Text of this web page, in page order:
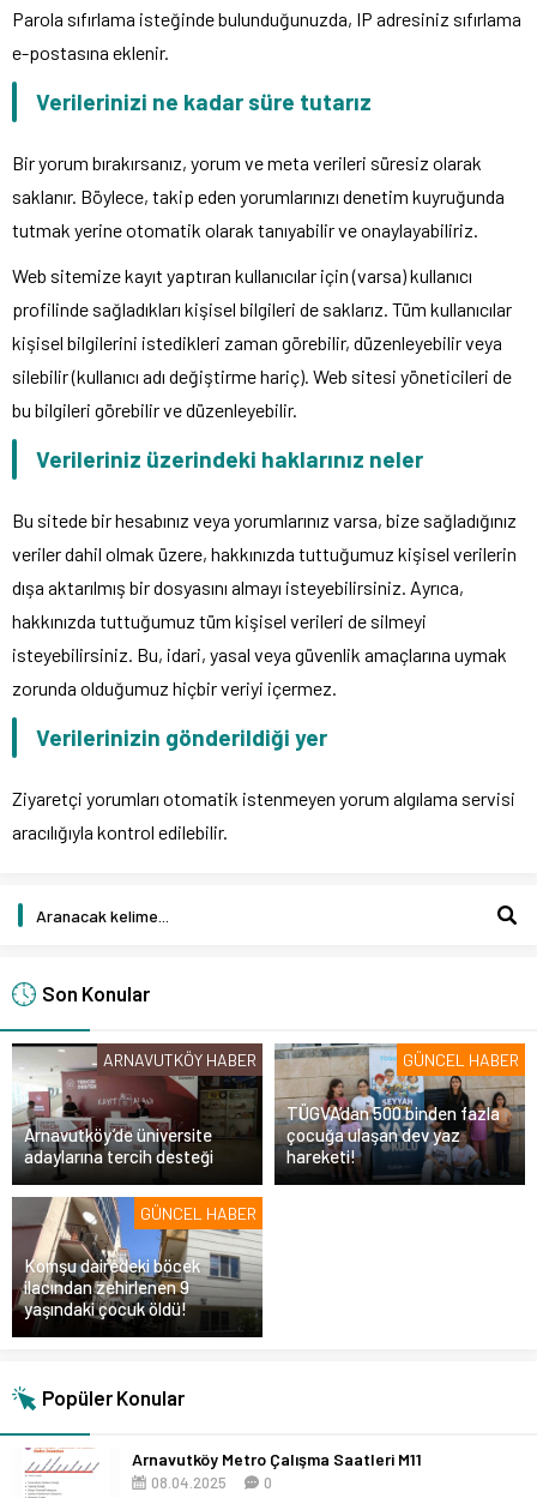
Parola sıfırlama isteğinde bulunduğunuzda, IP adresiniz sıfırlama
e-postasına eklenir.
Verilerinizi ne kadar süre tutarız
Bir yorum bırakırsanız, yorum ve meta verileri süresiz olarak
saklanır. Böylece, takip eden yorumlarınızı denetim kuyruğunda
tutmak yerine otomatik olarak tanıyabilir ve onaylayabiliriz.
Web sitemize kayıt yaptıran kullanıcılar için (varsa) kullanıcı
profilinde sağladıkları kişisel bilgileri de saklarız. Tüm kullanıcılar
kişisel bilgilerini istedikleri zaman görebilir, düzenleyebilir veya
silebilir (kullanıcı adı değiştirme hariç). Web sitesi yöneticileri de
bu bilgileri görebilir ve düzenleyebilir.
Verileriniz üzerindeki haklarınız neler
Bu sitede bir hesabınız veya yorumlarınız varsa, bize sağladığınız
veriler dahil olmak üzere, hakkınızda tuttuğumuz kişisel verilerin
dışa aktarılmış bir dosyasını almayı isteyebilirsiniz. Ayrıca,
hakkınızda tuttuğumuz tüm kişisel verileri de silmeyi
isteyebilirsiniz. Bu, idari, yasal veya güvenlik amaçlarına uymak
zorunda olduğumuz hiçbir veriyi içermez.
Verilerinizin gönderildiği yer
Ziyaretçi yorumları otomatik istenmeyen yorum algılama servisi
aracılığıyla kontrol edilebilir.
Son Konular
ARNAVUTKÖY HABER
Arnavutköy’de üniversite
adaylarına tercih desteği
GÜNCEL HABER
TÜGVA’dan 500 binden fazla
çocuğa ulaşan dev yaz
hareketi!
GÜNCEL HABER
Komşu dairedeki böcek
ilacından zehirlenen 9
yaşındaki çocuk öldü!
Popüler Konular
Arnavutköy Metro Çalışma Saatleri M11
08.04.2025 0